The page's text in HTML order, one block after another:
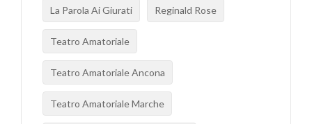
La Parola Ai Giurati Reginald Rose
Teatro Amatoriale
Teatro Amatoriale Ancona
Teatro Amatoriale Marche